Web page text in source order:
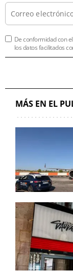
De conformidad con el
los datos facilitados
MÁS EN EL